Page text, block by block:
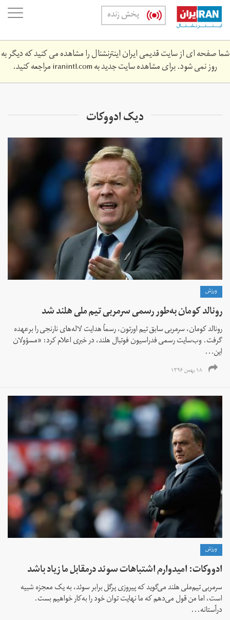
Skip
main
content
پخش زنده
شما صفحه ای از سایت قدیمی ایران اینترنشنال را مشاهده می کنید که دیگر به
روز نمی شود. برای مشاهده سایت جدید بهiranintl.comمراجعه کنید.
دیک ادووکات
ورزش
رونالد کومان به‌طور رسمی سرمربی تیم ملی هلند شد
رونالد کومان، سرمربی سابق تیم اورتون، رسماً هدایت لاله‌های نارنجی را برعهده
گرفت. وب‌سایت رسمی فدراسیون فوتبال هلند، در خبری اعلام کرد: «مسؤولان
این...
۱۸ بهمن ۱۳۹۶
ورزش
ادووکات: امیدوارم اشتباهات سوئد درمقابل ما زیاد باشد
سرمربی تیم‌ملی هلند می‌گوید که پیروزی پرگل برابر سوئد، به یک معجزه شبیه
است، اما من قول می‌دهم که ما نهایت توان خود را به‌کار خواهیم بست.
درآستانه...